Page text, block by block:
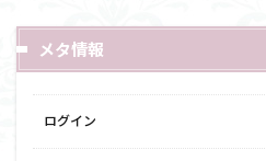
メタ情報
ログイン